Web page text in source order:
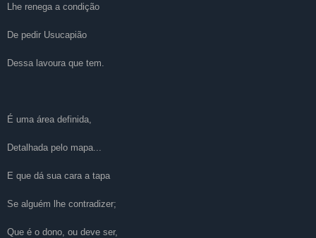
Lhe renega a condição
De pedir Usucapião
Dessa lavoura que tem.
É uma área definida,
Detalhada pelo mapa...
E que dá sua cara a tapa
Se alguém lhe contradizer;
Que é o dono, ou deve ser,